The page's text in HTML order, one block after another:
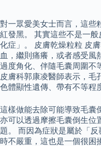
對一眾愛美女士而言，這些
紅發黑。 其實這些不是一
化症」。 皮膚乾燥粒粒 皮
血，繼則痛癢，或者感受風
過度角化、伴隨毛囊周圍不
皮膚科郭康凌醫師表示，毛
色體顯性遺傳、帶有不等程
這樣做能去除可能導致毛囊
亦可以透過摩擦毛囊倒生位
題。 而因為症狀是屬於「
時不嚴重，這也是一個很困